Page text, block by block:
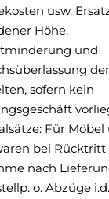
usw.
Höhe.
und
sofern kein
Für Möbel
bei Rücktritt
nach
o. Abzüge